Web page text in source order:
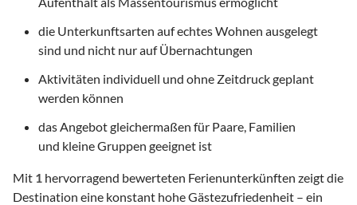
die Unterkunftsarten auf echtes Wohnen ausgelegt
sind und nicht nur auf Übernachtungen
Aktivitäten individuell und ohne Zeitdruck geplant
werden können
das Angebot gleichermaßen für Paare, Familien
und kleine Gruppen geeignet ist
Mit 1 hervorragend bewerteten Ferienunterkünften zeigt die
Destination eine konstant hohe Gästezufriedenheit – ein